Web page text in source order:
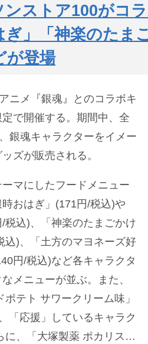
ンストア100がコ
ぎ」「神楽のたま
が登場
ニメ『銀魂』とのコラボキ
で開催する。期間中、全
銀魂キャラクターをイメー
ズが販売される。
ーマにしたフードメニュー
時おはぎ」(171円/税込)
税込)、「神楽のたまごかけ
込)、「土方のマヨネーズ好
円/税込)など各キャラクタ
メニューが並ぶ。また、
テト サワークリーム味」
「応援」しているキャラク
に、「大塚製薬 ポカリスエ